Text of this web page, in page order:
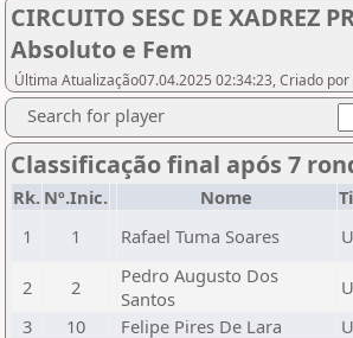
CIRCUITO SESC DE XADREZ
Absoluto e Fem
Última Atualização07.04.2025 02:34:23, Criado
Search for player
Classificação final após 7
Rk. Nº.Inic. Nome
1
1 Rafael Tuma Soares
2 2
Pedro Augusto Dos
Santos
3
10 Felipe Pires De Lara